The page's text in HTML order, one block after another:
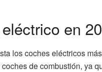
en
los coches eléctricos
de combustión, ya